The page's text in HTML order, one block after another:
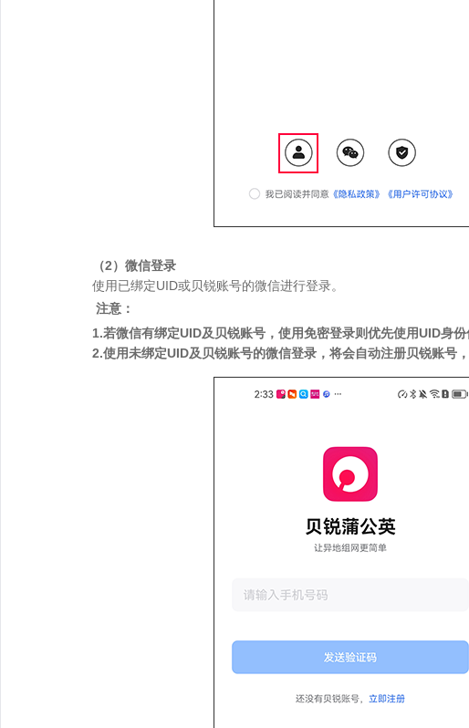
（2）微信登录
使用已绑定UID或贝锐账号的微信进行登录。
注意：
1.若微信有绑定UID及贝锐账号，使用免密登录则优先使用UID身份
2.使用未绑定UID及贝锐账号的微信登录，将会自动注册贝锐账号